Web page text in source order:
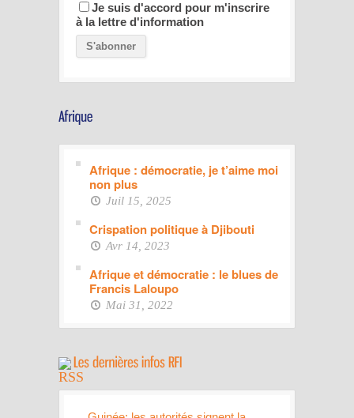
Je suis d'accord pour m'inscrire
à la lettre d'information
Afrique : démocratie, je t’aime moi
non plus
Juil 15, 2025
Crispation politique à Djibouti
Avr 14, 2023
Afrique et démocratie : le blues de
Francis Laloupo
Mai 31, 2022